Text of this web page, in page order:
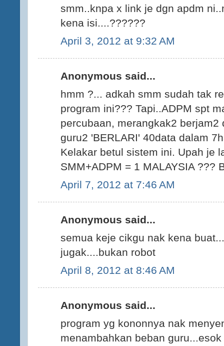
smm..knpa x link je dgn apdm
kena isi....??????
April 3, 2012 at 9:32 AM
Anonymous said...
hmm ?... adkah smm sudah tak
program ini??? Tapi..ADPM spt
percubaan, merangkak2
guru2 'BERLARI' 40data dalam
Kelakar betul sistem ini. Upah je
SMM+ADPM = 1 MALAYSIA ???
April 7, 2012 at 7:46 AM
Anonymous said...
semua keje cikgu nak kena
jugak....bukan robot
April 8, 2012 at 8:46 AM
Anonymous said...
program yg kononnya nak
menambahkan beban